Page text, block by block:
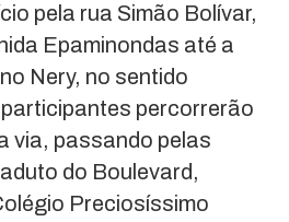
pela rua Simão Bolívar,
Epaminondas até a
Nery, no sentido
percorrerão
via, passando pelas
do Boulevard,
Preciosíssimo